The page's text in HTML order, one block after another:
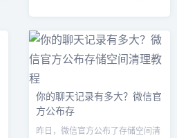
你的聊天记录有多大？微信官
方公布存
昨日，微信官方公布了存储空间清